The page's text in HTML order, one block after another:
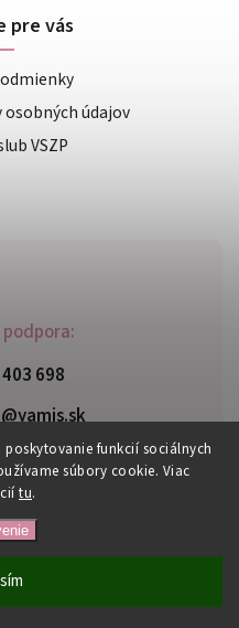
funkcií sociálnych
súbory cookie. Viac
tu.
698
pre vás
údajov
VSZP
. Všetky práva vyhradené.
cookies
| Design